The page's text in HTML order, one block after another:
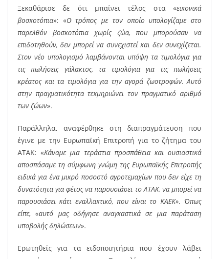
Ξεκαθάρισε δε ότι μπαίνει τέλος στα «εικονικά
βοσκοτόπια»: «Ο τρόπος με τον οποίο υπολογίζαμε στο
παρελθόν βοσκοτόπια χωρίς ζώα, που μπορούσαν να
επιδοτηθούν, δεν μπορεί να συνεχιστεί και δεν συνεχίζεται.
Στον νέο υπολογισμό λαμβάνονται υπόψη τα τιμολόγια για
τις πωλήσεις γάλακτος, τα τιμολόγια για τις πωλήσεις
κρέατος και τα τιμολόγια για την αγορά ζωοτροφών. Αυτό
στην πραγματικότητα τεκμηριώνει τον πραγματικό αριθμό
των ζώων».
Παράλληλα, αναφέρθηκε στη διαπραγμάτευση που
έγινε με την Ευρωπαϊκή Επιτροπή για το ζήτημα του
ΑΤΑΚ: «Κάναμε μια τεράστια προσπάθεια και ουσιαστικά
αποσπάσαμε τη σύμφωνη γνώμη της Ευρωπαϊκής Επιτροπής
ειδικά για ένα μικρό ποσοστό αγροτεμαχίων που δεν είχε τη
δυνατότητα για φέτος να παρουσιάσει το ΑΤΑΚ, να μπορεί να
παρουσιάσει κάτι εναλλακτικό, που είναι το ΚΑΕΚ». Όπως
είπε, «αυτό μας οδήγησε αναγκαστικά σε μια παράταση
υποβολής δηλώσεων».
Ερωτηθείς για τα ειδοποιητήρια που έχουν λάβει